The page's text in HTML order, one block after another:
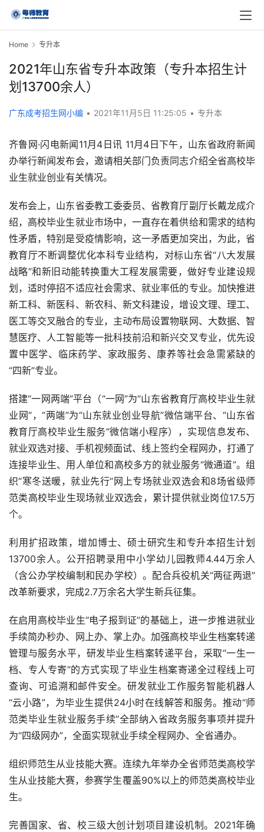
Home 专升本
2021年山东省专升本政策（专升本招生计
划13700余人）
广东成考招生网小编 • 2021年11月5日 11:25:05 • 专升本
齐鲁网·闪电新闻11月4日讯 11月4日下午，山东省政府新闻
办举行新闻发布会，邀请相关部门负责同志介绍全省高校毕
业生就业创业有关情况。
发布会上，山东省委教工委委员、省教育厅副厅长戴龙成介
绍，高校毕业生就业市场中，一直存在着供给和需求的结构
性矛盾，特别是受疫情影响，这一矛盾更加突出，为此，省
教育厅不断调整优化本科专业结构，对标山东省“八大发展
战略”和新旧动能转换重大工程发展需要，做好专业建设规
划，适时停招不适应社会需求、就业率低的专业。加快推进
新工科、新医科、新农科、新文科建设，增设文理、理工、
医工等交叉融合的专业，主动布局设置物联网、大数据、智
慧医疗、人工智能等一批科技前沿和新兴交叉专业，优先设
置中医学、临床药学、家政服务、康养等社会急需紧缺的
“四新”专业。
搭建“一网两端”平台（“一网”为“山东省教育厅高校毕业生就
业网”，“两端”为“山东就业创业导航”微信端平台、“山东省
教育厅高校毕业生服务”微信端小程序），实现信息发布、
就业双选对接、手机视频面试、线上签约全程网办，打通了
连接毕业生、用人单位和高校多方的就业服务“微通道”。组
织“寒冬送暖，就业先行”网上专场就业双选会和8场省级师
范类高校毕业生现场就业双选会，累计提供就业岗位17.5万
个。
利用扩招政策，增加博士、硕士研究生和专升本招生计划
13700余人。公开招聘录用中小学幼儿园教师4.44万余人
（含公办学校编制和民办学校）。配合兵役机关“两征两退”
改革新要求，完成2.7万余名大学生新兵征集。
在启用高校毕业生“电子报到证”的基础上，进一步推进就业
手续简办秒办、网上办、掌上办。加强高校毕业生档案转递
管理与服务水平，研发毕业生档案转递平台，采取“一生一
档、专人专寄”的方式实现了毕业生档案寄递全过程线上可
查询、可追溯和邮件安全。研发就业工作服务智能机器人
“云小路”，为毕业生提供24小时在线解答和服务。推动“师
范类毕业生就业服务手续”全部纳入省政务服务事项并提升
为“四级网办”，全面实现就业手续全程网办、全省通办。
组织师范生从业技能大赛。连续九年举办全省师范类高校学
生从业技能大赛，参赛学生覆盖90%以上的师范类高校毕业
生。
完善国家、省、校三级大创计划项目建设机制。2021年确